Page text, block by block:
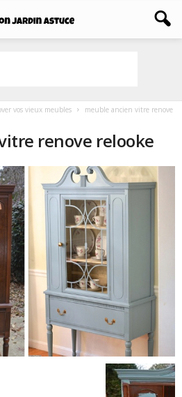
vos vieux meubles
meuble ancien vitre renove
renove relooke